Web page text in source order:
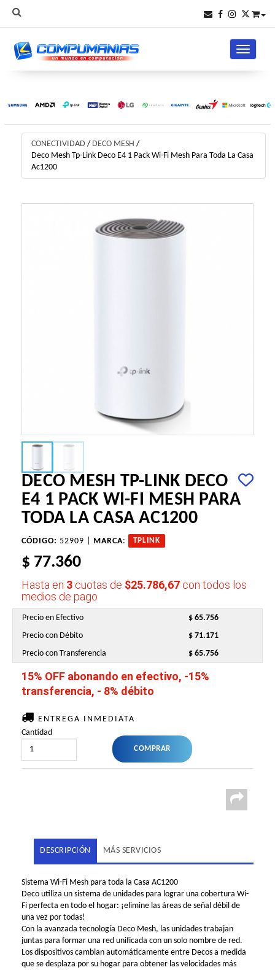
Toggle
CONECTIVIDAD / DECO MESH /
Deco Mesh Tp-Link Deco E4 1 Pack Wi-Fi Mesh Para Toda La Casa
Ac1200
DECO MESH TP-LINK DECO
E4 1 PACK WI-FI MESH PARA
TODA LA CASA AC1200
CÓDIGO: 52909 | MARCA: TPLINK
$ 77.360
Hasta en 3 cuotas de $25.786,67 con todos los
medios de pago
Precio en Efectivo
$ 65.756
Precio con Débito
$ 71.171
Precio con Transferencia
$ 65.756
15% OFF abonando en efectivo, -15%
transferencia, - 8% débito
ENTREGA INMEDIATA
Cantidad
DESCRIPCIÓN MÁS SERVICIOS
Sistema Wi-Fi Mesh para toda la Casa AC1200
Deco utiliza un sistema de unidades para lograr una cobertura Wi-
Fi perfecta en todo el hogar: ¡elimine las áreas de señal débil de
una vez por todas!
Con la avanzada tecnología Deco Mesh, las unidades trabajan
juntas para formar una red unificada con un solo nombre de red.
Los dispositivos cambian automáticamente entre Decos a medida
que se desplaza por su hogar para obtener las velocidades más